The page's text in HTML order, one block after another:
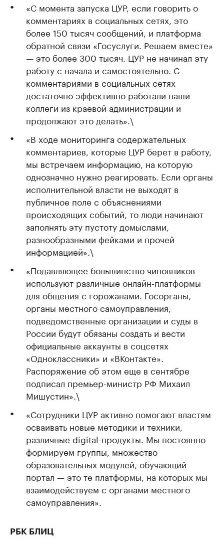
«С момента запуска ЦУР, если говорить о
комментариях в социальных сетях, это
более 150 тысяч сообщений, и платформа
обратной связи «Госуслуги. Решаем вместе»
— это более 300 тысяч. ЦУР не начинал эту
работу с начала и самостоятельно. С
комментариями в социальных сетях
достаточно эффективно работали наши
коллеги из краевой администрации и
продолжают это делать».\
«В ходе мониторинга содержательных
комментариев, которые ЦУР берет в работу,
мы встречаем информацию, на которую
однозначно нужно реагировать. Если органы
исполнительной власти не выходят в
публичное поле с объяснениями
происходящих событий, то люди начинают
заполнять эту пустоту домыслами,
разнообразными фейками и прочей
информацией».\
«Подавляющее большинство чиновников
используют различные онлайн-платформы
для общения с горожанами. Госорганы,
органы местного самоуправления,
подведомственные организации и суды в
России будут обязаны создать и вести
официальные аккаунты в соцсетях
«Одноклассники» и «ВКонтакте».
Распоряжение об этом еще в сентябре
подписал премьер-министр РФ Михаил
Мишустин».\
«Сотрудники ЦУР активно помогают властям
осваивать новые методики и техники,
различные digital-продукты. Мы постоянно
формируем группы, множество
образовательных модулей, обучающий
портал — это те платформы, на которых мы
взаимодействуем с органами местного
самоуправления».
РБК БЛИЦ